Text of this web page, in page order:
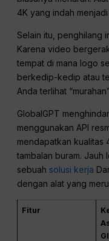
4K yang indah
Selain itu, penghilang
Karena video
tempat di mana logo
berkedip-kedip atau
Anda terlihat
GlobalGPT
menggunakan API
mendapatkan kualitas
tambalan buram. Jauh
sebuah solusi kerja
dengan alat yang
Fitur